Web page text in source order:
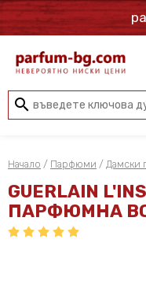
search
Начало / Парфюми / Дамски
GUERLAIN
ПАРФЮМНА